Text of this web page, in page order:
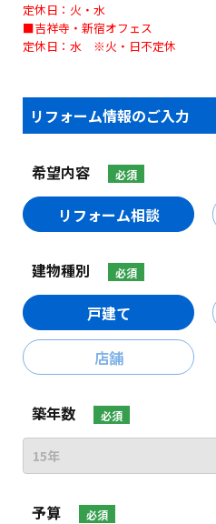
定休日：火・水
■吉祥寺・新宿オフェス
定休日：水 ※火・日不定休
リフォーム情報のご入力
希望内容 必須
リフォーム相談
建物種別 必須
戸建て
店舗
築年数 必須
予算 必須